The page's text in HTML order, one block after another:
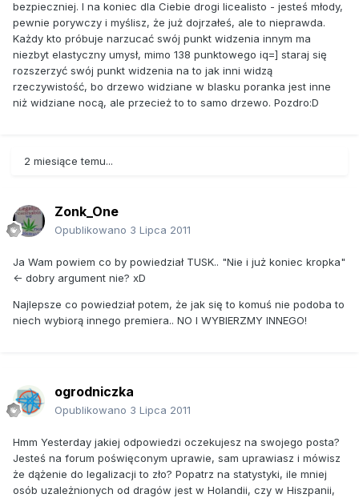
bezpieczniej. I na koniec dla Ciebie drogi licealisto - jesteś młody,
pewnie porywczy i myślisz, że już dojrzałeś, ale to nieprawda.
Każdy kto próbuje narzucać swój punkt widzenia innym ma
niezbyt elastyczny umysł, mimo 138 punktowego iq=] staraj się
rozszerzyć swój punkt widzenia na to jak inni widzą
rzeczywistość, bo drzewo widziane w blasku poranka jest inne
niż widziane nocą, ale przecież to to samo drzewo. Pozdro:D
2 miesiące temu...
Zonk_One
Opublikowano 3 Lipca 2011
Ja Wam powiem co by powiedział TUSK.. "Nie i już koniec kropka"
<- dobry argument nie? xD
Najlepsze co powiedział potem, że jak się to komuś nie podoba to
niech wybiorą innego premiera.. NO I WYBIERZMY INNEGO!
ogrodniczka
Opublikowano 3 Lipca 2011
Hmm Yesterday jakiej odpowiedzi oczekujesz na swojego posta?
Jesteś na forum poświęconym uprawie, sam uprawiasz i mówisz
że dążenie do legalizacji to zło? Popatrz na statystyki, ile mniej
osób uzależnionych od dragów jest w Holandii, czy w Hiszpanii,